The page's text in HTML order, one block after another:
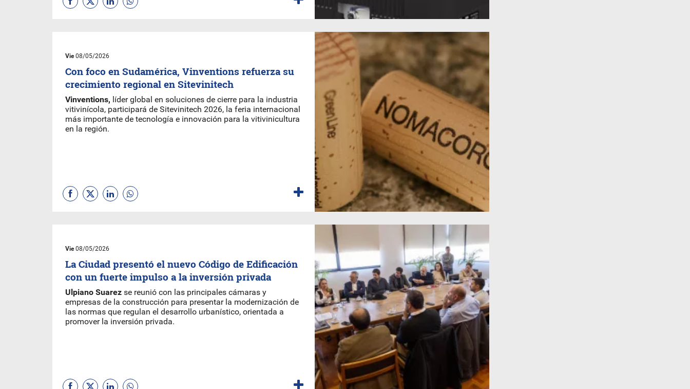
Vie08/05/2026
Con foco en Sudamérica, Vinventions refuerza su
crecimiento regional en Sitevinitech
Vinventions, líder global en soluciones de cierre para la industria
vitivinícola, participará de Sitevinitech 2026, la feria internacional
más importante de tecnología e innovación para la vitivinicultura
en la región.
Vie08/05/2026
La Ciudad presentó el nuevo Código de Edificación
con un fuerte impulso a la inversión privada
Ulpiano Suarez se reunió con las principales cámaras y
empresas de la construcción para presentar la modernización de
las normas que regulan el desarrollo urbanístico, orientada a
promover la inversión privada.